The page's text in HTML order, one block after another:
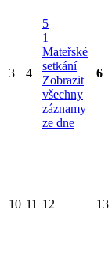
3 4
5
1
Mateřské
setkání
Zobrazit
všechny
záznamy
ze dne
6
10 11 12 13